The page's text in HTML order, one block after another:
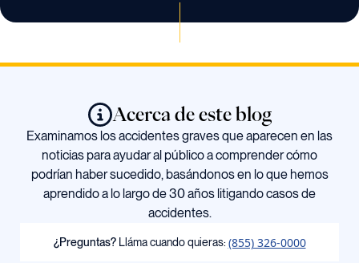
Acerca de este blog
Examinamos los accidentes graves que aparecen en las
noticias para ayudar al público a comprender cómo
podrían haber sucedido, basándonos en lo que hemos
aprendido a lo largo de 30 años litigando casos de
accidentes.
¿Preguntas? Lláma cuando quieras: (855) 326-0000